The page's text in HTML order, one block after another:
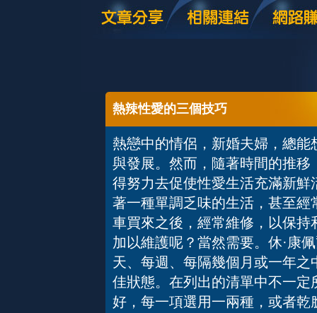
熱辣性愛的三個技巧
熱戀中的情侶，新婚夫婦，總
與發展。然而，隨著時間的推
得努力去促使性愛生活充滿新
著一種單調乏味的生活，甚至
車買來之後，經常維修，以保
加以維護呢？當然需要。休·康
天、每週、每隔幾個月或一年
佳狀態。在列出的清單中不一
好，每一項選用一兩種，或者